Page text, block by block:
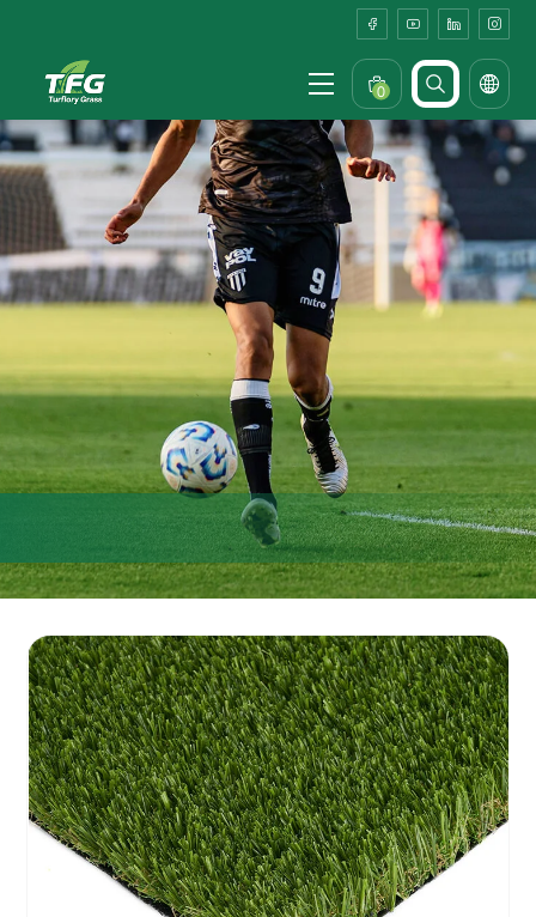
Hotel
Outdoor
Dining
Area
Turf
0